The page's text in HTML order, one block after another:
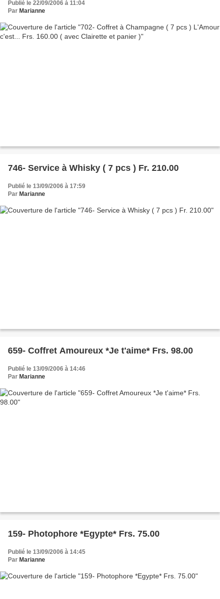
Publié le 22/09/2006 à 11:04
Par Marianne
746- Service à Whisky ( 7 pcs ) Fr. 210.00
Publié le 13/09/2006 à 17:59
Par Marianne
659- Coffret Amoureux *Je t'aime* Frs. 98.00
Publié le 13/09/2006 à 14:46
Par Marianne
159- Photophore *Egypte* Frs. 75.00
Publié le 13/09/2006 à 14:45
Par Marianne